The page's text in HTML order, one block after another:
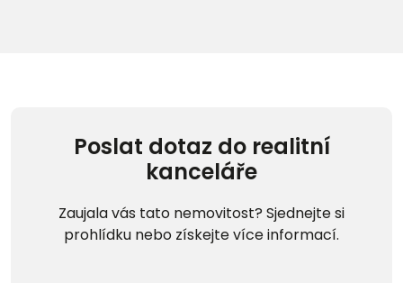
Poslat dotaz do realitní
kanceláře
Zaujala vás tato nemovitost? Sjednejte si
prohlídku nebo získejte více informací.